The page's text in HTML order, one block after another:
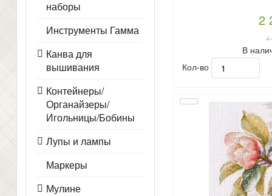
наборы
Инструменты Гамма
Канва для
вышивания
Контейнеры/
Органайзеры/
Игольницы/Бобины
Лупы и лампы
Маркеры
Мулине
2
4
В
Кол-во